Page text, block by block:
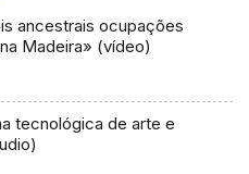
ancestrais ocupações
Madeira» (vídeo)
tecnológica de arte e